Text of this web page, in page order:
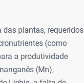
plantas, requeridos
(como
a produtividade
(Mn),